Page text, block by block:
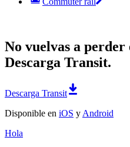
No vuelvas a perder
Descarga Transit.
Descarga Transit
Disponible en iOS y Android
Hola